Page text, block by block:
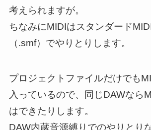
考えられますが。
ちなみにMIDIはスタンダード
（.smf）でやりとりします。
プロジェクトファイルだけでも
入っているので、同じDAWなら
はできたりします。
DAW内蔵音源縛りでのやりとり